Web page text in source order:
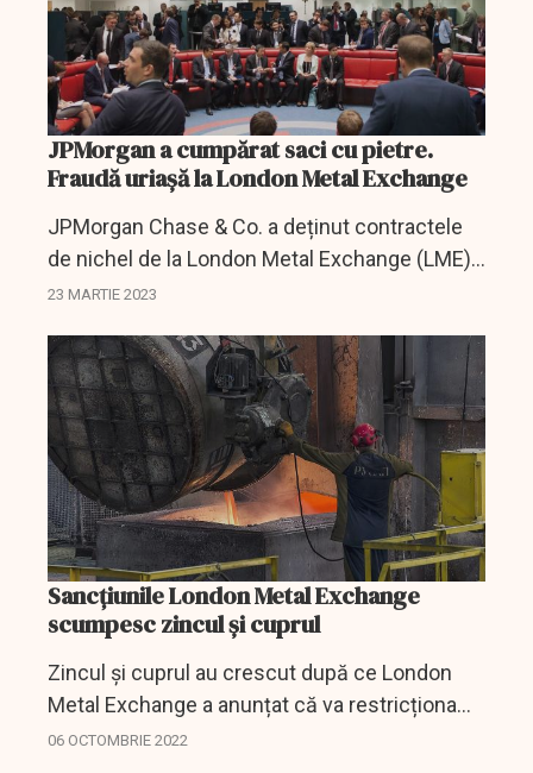
JPMorgan a cumpărat saci cu pietre.
Fraudă uriașă la London Metal Exchange
JPMorgan Chase & Co. a deținut contractele
de nichel de la London Metal Exchange (LME),
care s-au dovedit a fi susținute de saci cu
familiarizate cu...
23 MARTIE 2023
Sancțiunile London Metal Exchange
scumpesc zincul și cuprul
Zincul și cuprul au crescut după ce London
Metal Exchange a anunțat că va restricționa
noile livrări de metale de la Ural Mining &
06 OCTOMBRIE 2022